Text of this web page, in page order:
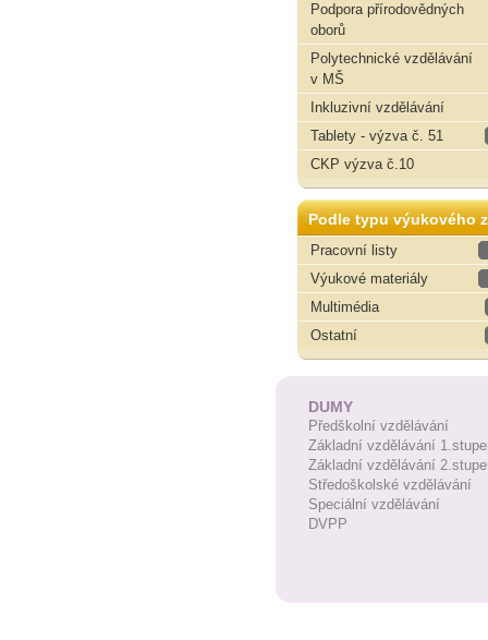
Podpora přírodovědných
oborů
Polytechnické vzdělávání
v MŠ
Inkluzivní vzdělávání
Tablety - výzva č. 51
CKP výzva č.10
Podle typu výukového
Pracovní listy
Výukové materiály
Multimédia
Ostatní
DUMY
Předškolní vzdělávání
Základní vzdělávání
Základní vzdělávání
Středoškolské vzdělávání
Speciální vzdělávání
DVPP